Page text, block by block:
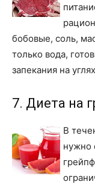
бобовые, соль,
только вода,
запекания на
7. Диета на
В
нужно